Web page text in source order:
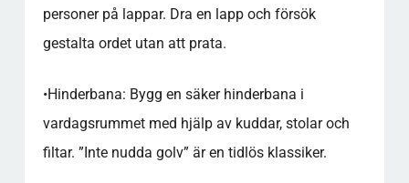
personer på lappar. Dra en lapp och försök
gestalta ordet utan att prata.
•Hinderbana: Bygg en säker hinderbana i
vardagsrummet med hjälp av kuddar, stolar och
filtar. ”Inte nudda golv” är en tidlös klassiker.